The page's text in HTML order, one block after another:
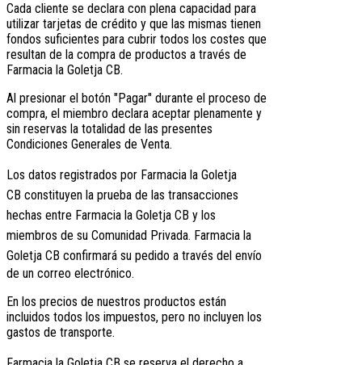
Cada cliente se declara con plena capacidad para
utilizar tarjetas de crédito y que las mismas tienen
fondos suficientes para cubrir todos los costes que
resultan de la compra de productos a través de
Farmacia la Goletja CB.
Al presionar el botón "Pagar" durante el proceso de
compra, el miembro declara aceptar plenamente y
sin reservas la totalidad de las presentes
Condiciones Generales de Venta.
Los datos registrados por Farmacia la Goletja
CB constituyen la prueba de las transacciones
hechas entre Farmacia la Goletja CB y los
miembros de su Comunidad Privada. Farmacia la
Goletja CB confirmará su pedido a través del envío
de un correo electrónico.
En los precios de nuestros productos están
incluidos todos los impuestos, pero no incluyen los
gastos de transporte.